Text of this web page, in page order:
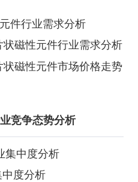
件行业需求分析
磁性元件行业需求分析
磁性元件市场价格走势
竞争态势分析
集中度分析
度分析